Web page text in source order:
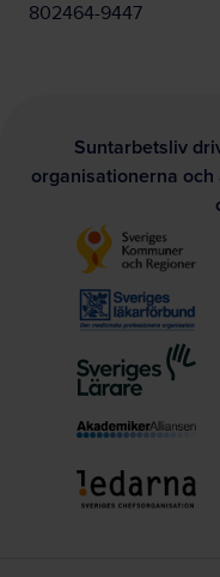
802464-9447
Suntarbetsliv
organisationerna